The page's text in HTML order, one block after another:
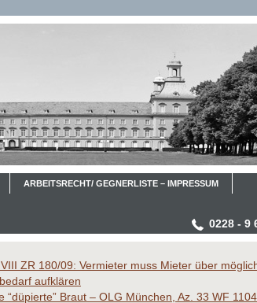
ARBEITSRECHT/ GEGNERLISTE – IMPRESSUM
0228 - 9
ZR 180/09: Vermieter muss Mieter über
aufklären
Braut – OLG München, Az. 33 WF